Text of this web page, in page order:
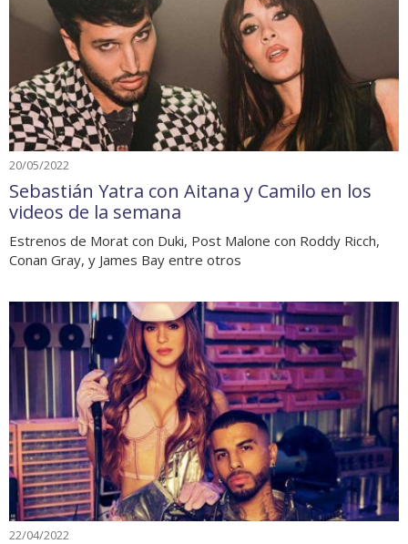
20/05/2022
Sebastián Yatra con Aitana y Camilo en los
videos de la semana
Estrenos de Morat con Duki, Post Malone con Roddy Ricch,
Conan Gray, y James Bay entre otros
22/04/2022